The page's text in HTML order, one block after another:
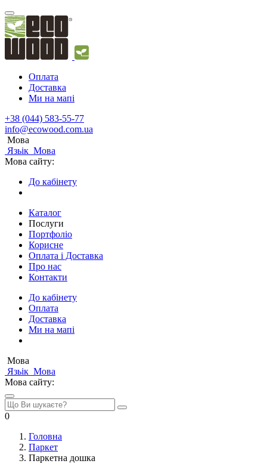
Оплата
Доставка
Ми на мапі
+38 (044) 583-55-77
info@ecowood.com.ua
Мова
Язьік Мова
Мова сайту:
До кабінету
Каталог
Послуги
Портфоліо
Корисне
Оплата і Доставка
Про нас
Контакти
До кабінету
Оплата
Доставка
Ми на мапі
Мова
Язьік Мова
Мова сайту:
0
Головна
Паркет
Паркетна дошка